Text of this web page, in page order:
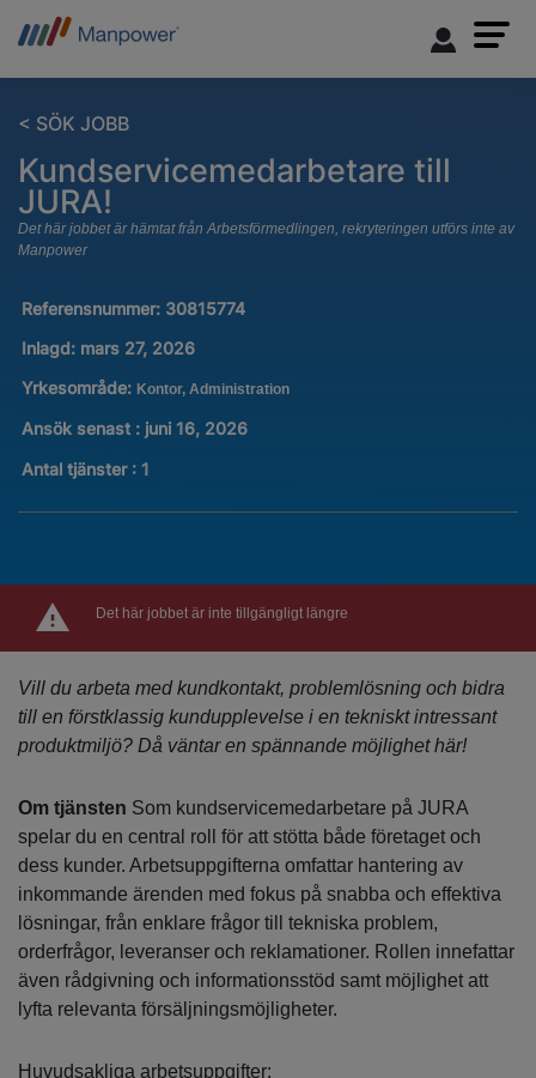
< SÖK JOBB
Kundservicemedarbetare till
JURA!
Det här jobbet är hämtat från Arbetsförmedlingen, rekryteringen utförs inte av
Manpower
Referensnummer: 30815774
Inlagd: mars 27, 2026
Yrkesområde: Kontor, Administration
Ansök senast : juni 16, 2026
Antal tjänster : 1
Det här jobbet är inte tillgängligt längre
Vill du arbeta med kundkontakt, problemlösning och bidra
till en förstklassig kundupplevelse i en tekniskt intressant
produktmiljö? Då väntar en spännande möjlighet här!
Om tjänsten Som kundservicemedarbetare på JURA
spelar du en central roll för att stötta både företaget och
dess kunder. Arbetsuppgifterna omfattar hantering av
inkommande ärenden med fokus på snabba och effektiva
lösningar, från enklare frågor till tekniska problem,
orderfrågor, leveranser och reklamationer. Rollen innefattar
även rådgivning och informationsstöd samt möjlighet att
lyfta relevanta försäljningsmöjligheter.
Huvudsakliga arbetsuppgifter: